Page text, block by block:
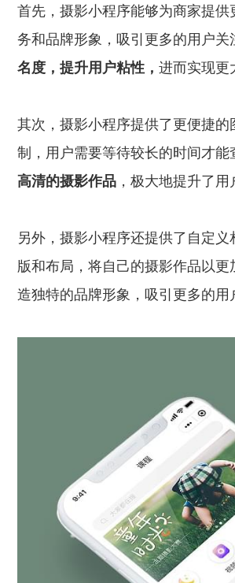
首先，摄影小程序能够为商家提
务和品牌形象，吸引更多的用户
名度，提升用户粘性， 进而实现更
其次，摄影小程序提供了更便捷
制，用户需要等待较长的时间才能
高清的摄影作品 ，极大地提升了用
另外，摄影小程序还提供了自定
版和布局，将自己的摄影作品以
造独特的品牌形象，吸引更多的用